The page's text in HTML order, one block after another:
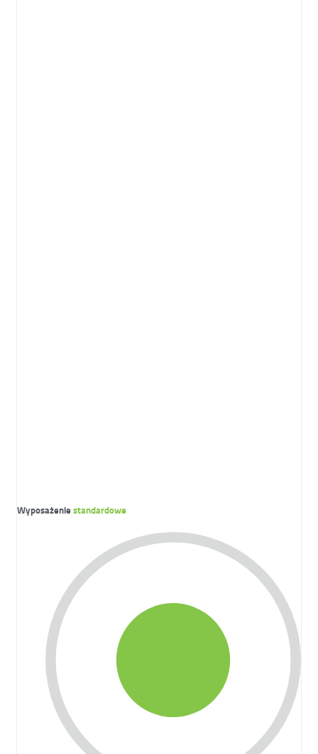
Wyposażeniestandardowe